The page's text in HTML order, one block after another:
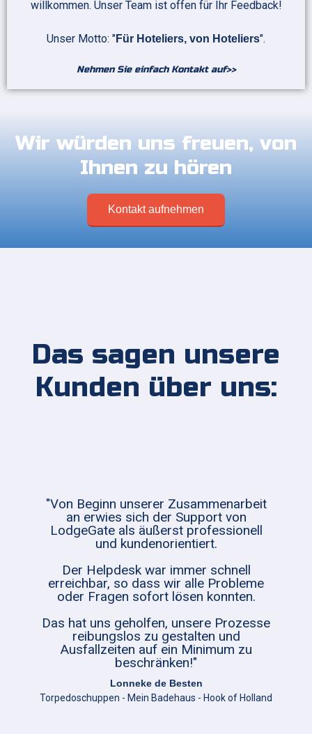
willkommen. Unser Team ist offen für Ihr Feedback!
Unser Motto: "Für Hoteliers, von Hoteliers".
Nehmen Sie einfach Kontakt auf>>
Wir würden uns freuen, von
Ihnen zu hören
Kontakt aufnehmen
Das sagen unsere
Kunden über uns:
"Von Beginn unserer Zusammenarbeit
an erwies sich der Support von
LodgeGate als äußerst professionell
und kundenorientiert.
Der Helpdesk war immer schnell
erreichbar, so dass wir alle Probleme
oder Fragen sofort lösen konnten.
Das hat uns geholfen, unsere Prozesse
reibungslos zu gestalten und
Ausfallzeiten auf ein Minimum zu
beschränken!"
Lonneke de Besten
Torpedoschuppen - Mein Badehaus - Hook of Holland